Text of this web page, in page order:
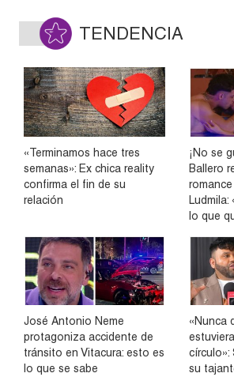
TENDENCIA
«Terminamos hace tres
semanas»: Ex chica reality
confirma el fin de su
relación
¡No se
Ballero
Ludmila:
lo que
José Antonio Neme
protagoniza accidente de
tránsito en Vitacura: esto es
lo que se sabe
«Nunca
círculo»:
su